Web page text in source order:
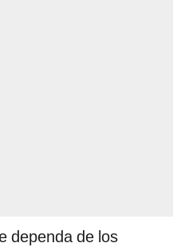
dependa de los